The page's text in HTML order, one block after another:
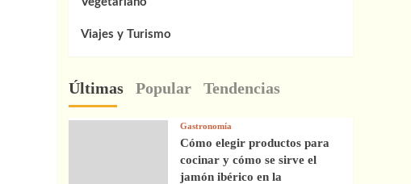
Viajes y Turismo
Últimas Popular Tendencias
Gastronomía
Cómo elegir productos para
cocinar y cómo se sirve el
jamón ibérico en la